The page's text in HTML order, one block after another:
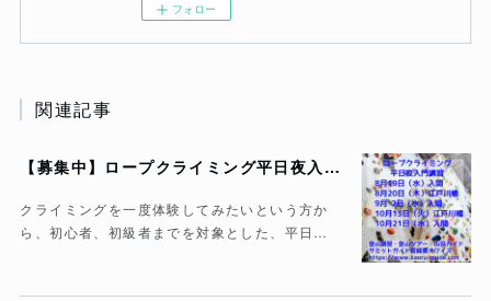
フォロー
関連記事
【募集中】ロープクライミング平日夜入門講習
クライミングを一度体験してみたいという方か
ら、初心者、初級者までを対象とした、平日…